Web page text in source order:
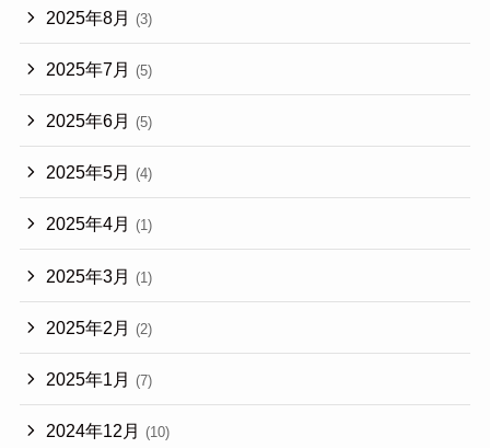
2025年8月 (3)
2025年7月 (5)
2025年6月 (5)
2025年5月 (4)
2025年4月 (1)
2025年3月 (1)
2025年2月 (2)
2025年1月 (7)
2024年12月 (10)